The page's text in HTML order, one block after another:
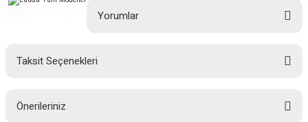
Yorumlar
Taksit Seçenekleri
Önerileriniz